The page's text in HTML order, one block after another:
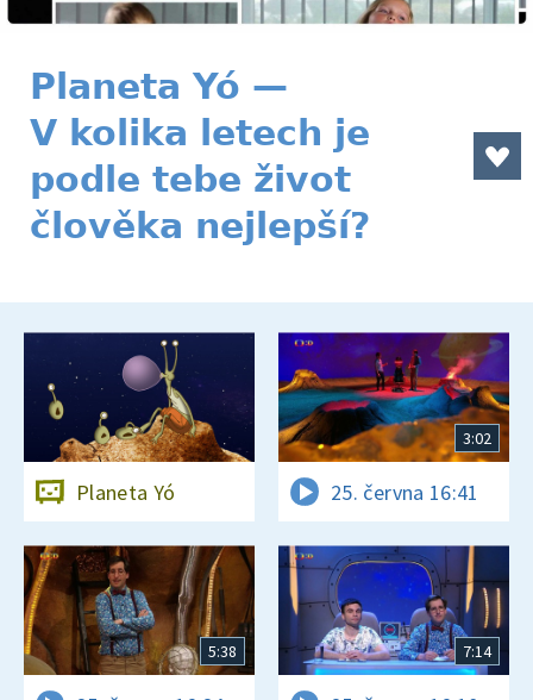
Planeta Yó —
V kolika letech je
podle tebe život
člověka nejlepší?
Planeta Yó
3:02
25. června 16:41
5:38 7:14